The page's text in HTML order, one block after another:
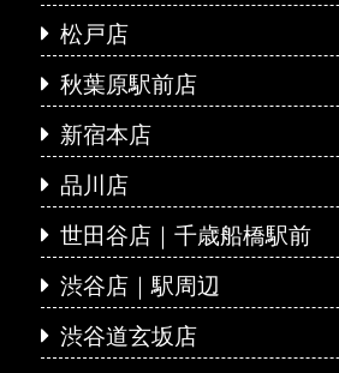
松戸店
秋葉原駅前店
新宿本店
品川店
世田谷店｜千歳船橋駅前
渋谷店｜駅周辺
渋谷道玄坂店